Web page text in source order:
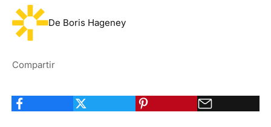
De Boris Hageney
Compartir